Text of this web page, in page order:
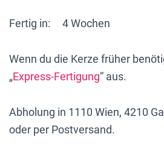
Fertig in: 4 Wochen
Wenn du die Kerze früher
„Express-Fertigung“ aus.
Abholung in 1110 Wien, 4210
oder per Postversand.